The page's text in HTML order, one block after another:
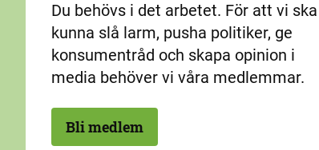
Du behövs i det arbetet. För att vi ska
kunna slå larm, pusha politiker, ge
konsumentråd och skapa opinion i
media behöver vi våra medlemmar.
Bli medlem